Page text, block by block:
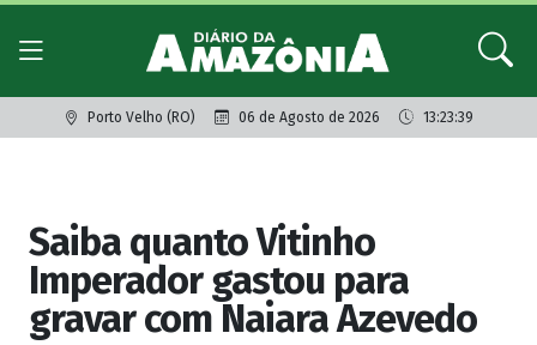
Porto Velho (RO) 06 de Agosto de 2026 13:23:39
Saiba quanto Vitinho
Imperador gastou para
gravar com Naiara Azevedo